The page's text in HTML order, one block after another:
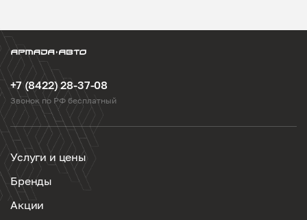
+7 (8422) 28-37-08
Звонок по РФ бесплатный
Услуги и цены
Бренды
Акции